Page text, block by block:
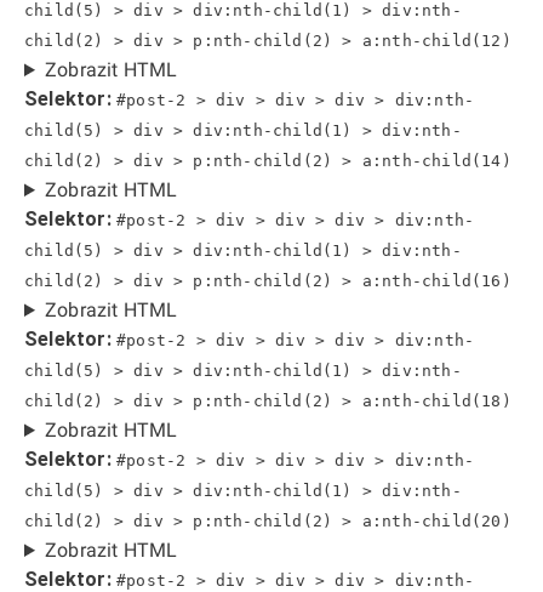
child(5) > div > div:nth-child(1) > div:nth-
child(2) > div > p:nth-child(2) > a:nth-child(12)
Zobrazit HTML
Selektor: #post-2 > div > div > div > div:nth-
child(5) > div > div:nth-child(1) > div:nth-
child(2) > div > p:nth-child(2) > a:nth-child(14)
Zobrazit HTML
Selektor: #post-2 > div > div > div > div:nth-
child(5) > div > div:nth-child(1) > div:nth-
child(2) > div > p:nth-child(2) > a:nth-child(16)
Zobrazit HTML
Selektor: #post-2 > div > div > div > div:nth-
child(5) > div > div:nth-child(1) > div:nth-
child(2) > div > p:nth-child(2) > a:nth-child(18)
Zobrazit HTML
Selektor: #post-2 > div > div > div > div:nth-
child(5) > div > div:nth-child(1) > div:nth-
child(2) > div > p:nth-child(2) > a:nth-child(20)
Zobrazit HTML
Selektor: #post-2 > div > div > div > div:nth-